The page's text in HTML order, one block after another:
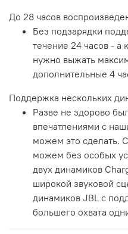
До 28 часов
Без подзарядки
течение 24 часов - а
нужно выжать
дополнительные 4
Поддержка нескольких
Разве не здорово
впечатлениями с
можем это сделать.
можем без особых
двух динамиков
широкой звуковой
динамиков JBL с
большего охвата